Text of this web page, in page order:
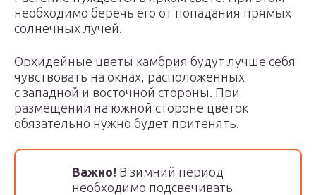
необходимо беречь его от попадания прямых
солнечных лучей.
Орхидейные цветы камбрия будут лучше себя
чувствовать на окнах, расположенных
с западной и восточной стороны. При
размещении на южной стороне цветок
обязательно нужно будет притенять.
Важно! В зимний период
необходимо подсвечивать